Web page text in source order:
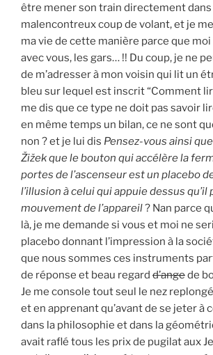
être mener son train directement dans
malencontreux coup de volant, et je
ma vie de cette manière parce que moi
avec vous, les gars… !! Du coup, je ne
de m’adresser à mon voisin qui lit un
bleu sur lequel est inscrit “Comment
me dis que ce type ne doit pas savoir
en même temps un bilan, ce ne sont
non ? et je lui dis Pensez-vous ainsi
Žižek que le bouton qui accélère la
portes de l’ascenseur est un placebo
l’illusion à celui qui appuie dessus qu’il
mouvement de l’appareil? Nan parce
là, je me demande si vous et moi ne
placebo donnant l’impression à la
que nous sommes ces instruments
de réponse et beau regard d’angede
Je me console tout seul le nez
et en apprenant qu’avant de se jeter à
dans la philosophie et dans la
avait raflé tous les prix de pugilat aux